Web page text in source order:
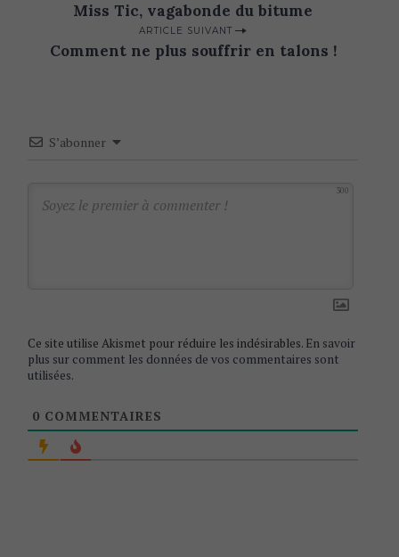
v
Miss Tic, vagabonde du bitume
ARTICLE SUIVANT
Comment ne plus souffrir en talons !
S’abonner
300
Ce site utilise Akismet pour réduire les indésirables. En savoir
plus sur comment les données de vos commentaires sont
utilisées.
0 COMMENTAIRES